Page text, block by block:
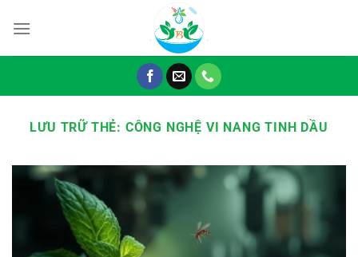
đến
LƯU TRỮ THẺ: CÔNG NGHỆ VI NANG TINH DẦU